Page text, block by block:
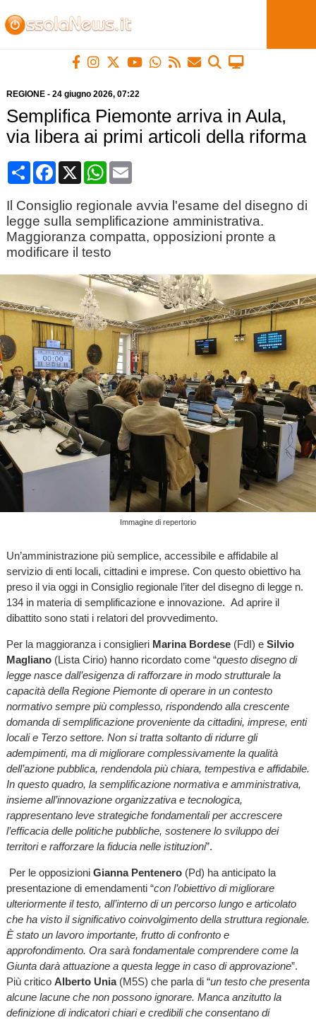
REGIONE- 24 giugno 2026, 07:22
Semplifica Piemonte arriva in Aula,
via libera ai primi articoli della riforma
CondividiFacebook
X WhatsApp
Email
Il Consiglio regionale avvia l'esame del disegno di
legge sulla semplificazione amministrativa.
Maggioranza compatta, opposizioni pronte a
modificare il testo
Immagine di repertorio
Un’amministrazione più semplice, accessibile e affidabile al
servizio di enti locali, cittadini e imprese. Con questo obiettivo ha
preso il via oggi in Consiglio regionale l’iter del disegno di legge n.
134 in materia di semplificazione e innovazione. Ad aprire il
dibattito sono stati i relatori del provvedimento.
Per la maggioranza i consiglieri Marina Bordese(FdI) e Silvio
Magliano(Lista Cirio) hanno ricordato come “questo disegno di
legge nasce dall’esigenza di rafforzare in modo strutturale la
capacità della Regione Piemonte di operare in un contesto
normativo sempre più complesso, rispondendo alla crescente
domanda di semplificazione proveniente da cittadini, imprese, enti
locali e Terzo settore. Non si tratta soltanto di ridurre gli
adempimenti, ma di migliorare complessivamente la qualità
dell’azione pubblica, rendendola più chiara, tempestiva e affidabile.
In questo quadro, la semplificazione normativa e amministrativa,
insieme all’innovazione organizzativa e tecnologica,
rappresentano leve strategiche fondamentali per accrescere
l’efficacia delle politiche pubbliche, sostenere lo sviluppo dei
territori e rafforzare la fiducia nelle istituzioni”.
Per le opposizioni Gianna Pentenero(Pd) ha anticipato la
presentazione di emendamenti “con l’obiettivo di migliorare
ulteriormente il testo, all’interno di un percorso lungo e articolato
che ha visto il significativo coinvolgimento della struttura regionale.
È stato un lavoro importante, frutto di confronto e
approfondimento. Ora sarà fondamentale comprendere come la
Giunta darà attuazione a questa legge in caso di approvazione”.
Più critico Alberto Unia (M5S) che parla di “un testo che presenta
alcune lacune che non possono ignorare. Manca anzitutto la
definizione di indicatori chiari e credibili che consentano di